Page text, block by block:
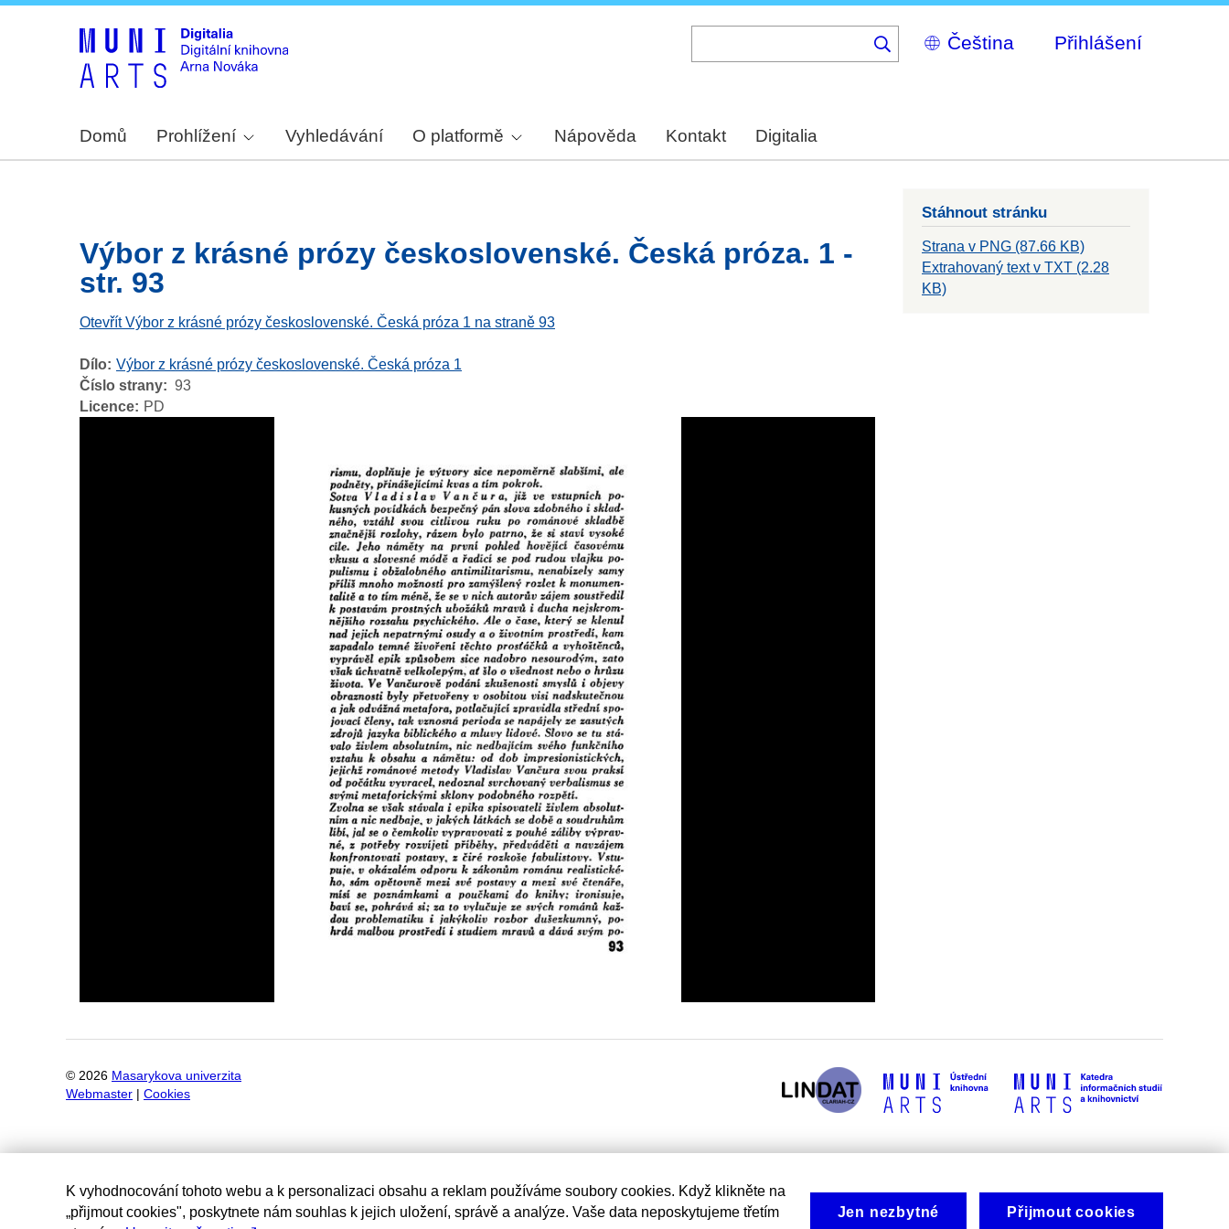
Select
your
Přihlášení
Domů Prohlížení Vyhledávání O platformě Nápověda Kontakt Digitalia
Výbor z krásné prózy československé. Česká próza. 1 -
str. 93
Otevřít Výbor z krásné prózy československé. Česká próza 1 na straně 93
Dílo Výbor z krásné prózy československé. Česká próza 1
Číslo strany
93
Licence
PD
Stáhnout stránku
Strana v PNG (87.66 KB)
Extrahovaný text v TXT (2.28
KB)
© 2026 Masarykova univerzita
Webmaster
Cookies
K vyhodnocování tohoto webu a k personalizaci obsahu a reklam používáme soubory cookies. Když klikněte na
„přijmout cookies", poskytnete nám souhlas k jejich uložení, správě a analýze. Vaše data neposkytujeme třetím
Jen nezbytné Přijmout cookies